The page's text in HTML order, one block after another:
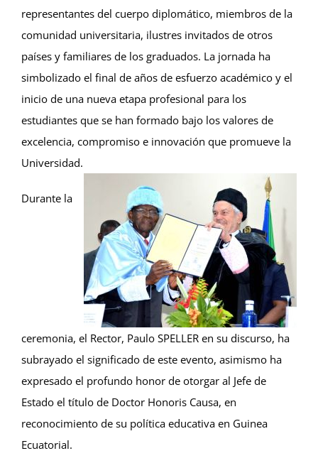
representantes del cuerpo diplomático, miembros de la
comunidad universitaria, ilustres invitados de otros
países y familiares de los graduados. La jornada ha
simbolizado el final de años de esfuerzo académico y el
inicio de una nueva etapa profesional para los
estudiantes que se han formado bajo los valores de
excelencia, compromiso e innovación que promueve la
Universidad.
Durante la
ceremonia, el Rector, Paulo SPELLER en su discurso, ha
subrayado el significado de este evento, asimismo ha
expresado el profundo honor de otorgar al Jefe de
Estado el título de Doctor Honoris Causa, en
reconocimiento de su política educativa en Guinea
Ecuatorial.